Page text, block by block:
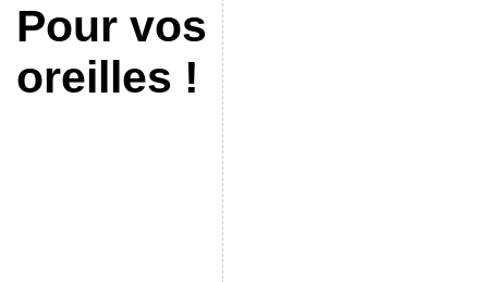
Pour vos
oreilles !